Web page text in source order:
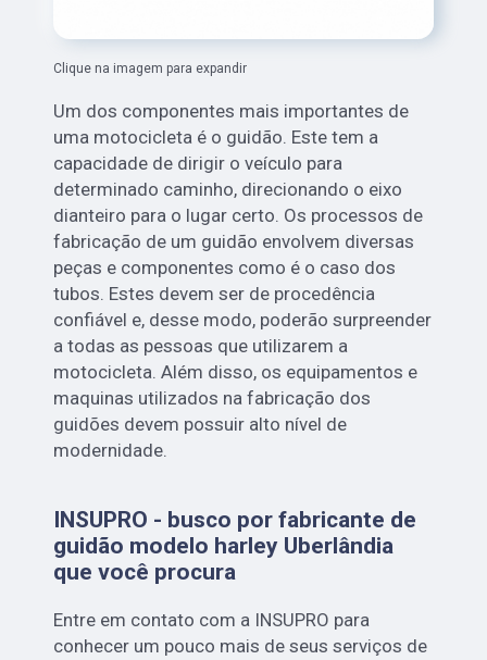
Clique na imagem para expandir
Um dos componentes mais importantes de
uma motocicleta é o guidão. Este tem a
capacidade de dirigir o veículo para
determinado caminho, direcionando o eixo
dianteiro para o lugar certo. Os processos de
fabricação de um guidão envolvem diversas
peças e componentes como é o caso dos
tubos. Estes devem ser de procedência
confiável e, desse modo, poderão surpreender
a todas as pessoas que utilizarem a
motocicleta. Além disso, os equipamentos e
maquinas utilizados na fabricação dos
guidões devem possuir alto nível de
modernidade.
INSUPRO - busco por fabricante de
guidão modelo harley Uberlândia
que você procura
Entre em contato com a INSUPRO para
conhecer um pouco mais de seus serviços de